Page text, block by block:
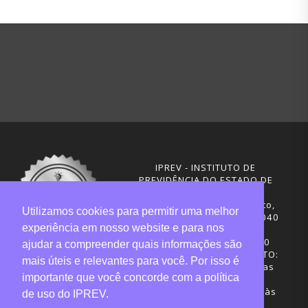
IPREV - INSTITUTO DE
PREVIDÊNCIA DO ESTADO DE
Rua Visconde de Ouro Preto,
291 – Centro - CEP: 88020-040
Florianópolis - SC
Telefones: (48) 3665-4600
HORÁRIO DE FUNCIONAMENTO:
Central de Atendimento: das
12h30 às 18h
Sede administrativa: 7h30 às
Utilizamos cookies para permitir uma melhor
experiência em nosso website e para nos
ajudar a compreender quais informações são
mais úteis e relevantes para você. Por isso é
importante que você concorde com a política
de uso do IPREV.